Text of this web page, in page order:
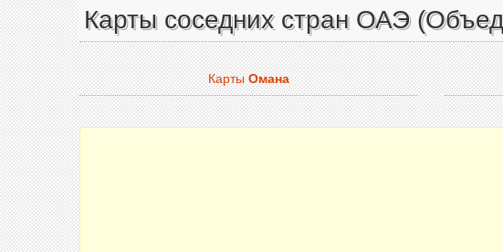
Карты соседних стран ОАЭ
КартыОмана